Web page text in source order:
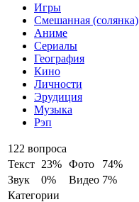
Игры
Смешанная (солянка)
Аниме
Сериалы
География
Кино
Личности
Эрудиция
Музыка
Рэп
122 вопроса
Текст 23% Фото
74%
Звук
0% Видео 7%
Категории